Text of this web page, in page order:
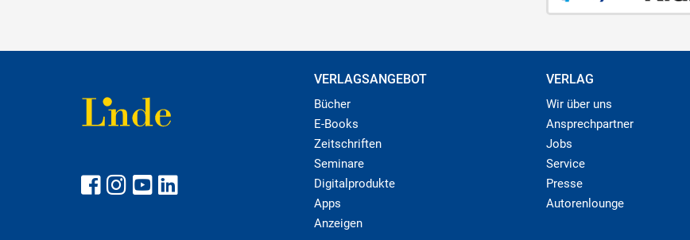
VERLAGSANGEBOT
Bücher
E-Books
Zeitschriften
Seminare
Digitalprodukte
Apps
Anzeigen
VERLAG
Wir über uns
Ansprechpartner
Jobs
Service
Presse
Autorenlounge